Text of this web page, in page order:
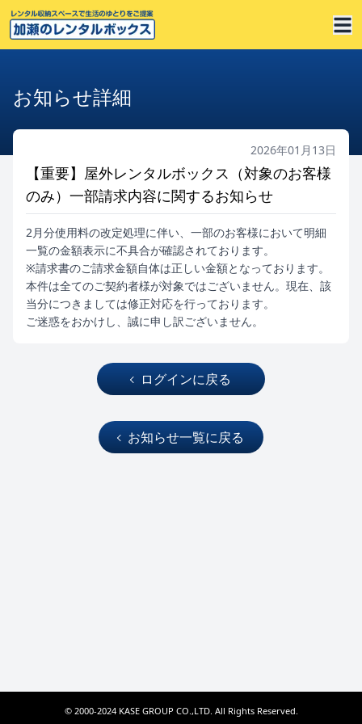
お知らせ詳細
2026年01月13日
【重要】屋外レンタルボックス（対象のお客様
のみ）一部請求内容に関するお知らせ
2月分使用料の改定処理に伴い、一部のお客様において明細
一覧の金額表示に不具合が確認されております。
※請求書のご請求金額自体は正しい金額となっております。
本件は全てのご契約者様が対象ではございません。現在、該
当分につきましては修正対応を行っております。
ご迷惑をおかけし、誠に申し訳ございません。
ログインに戻る
お知らせ一覧に戻る
© 2000-2024 KASE GROUP CO.,LTD. All Rights Reserved.